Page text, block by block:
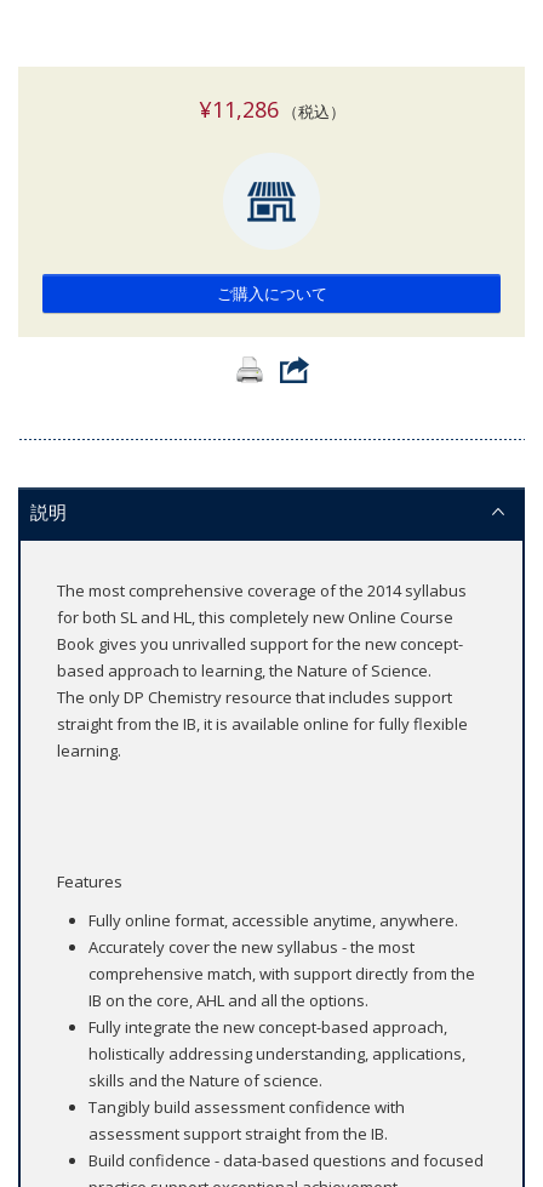
¥11,286（税込）
ご購入について
説明
The most comprehensive coverage of the 2014 syllabus
for both SL and HL, this completely new Online Course
Book gives you unrivalled support for the new concept-
based approach to learning, the Nature of Science.
The only DP Chemistry resource that includes support
straight from the IB, it is available online for fully flexible
learning.
Features
Fully online format, accessible anytime, anywhere.
Accurately cover the new syllabus - the most
comprehensive match, with support directly from the
IB on the core, AHL and all the options.
Fully integrate the new concept-based approach,
holistically addressing understanding, applications,
skills and the Nature of science.
Tangibly build assessment confidence with
assessment support straight from the IB.
Build confidence - data-based questions and focused